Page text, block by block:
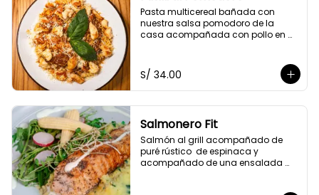
Pasta multicereal bañada con
nuestra salsa pomodoro de la
casa acompañada con pollo en
S/ 34.00
Salmonero Fit
Salmón al grill acompañado de
puré rústico  de espinaca y
acompañado de una ensalada